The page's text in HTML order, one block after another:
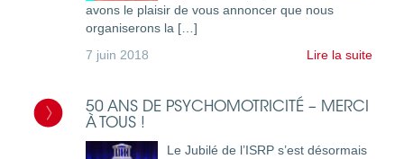
avons le plaisir de vous annoncer que nous
organiserons la […]
7 juin 2018
Lire la suite
50 ANS DE PSYCHOMOTRICITÉ – MERCI
À TOUS !
Le Jubilé de l’ISRP s’est désormais